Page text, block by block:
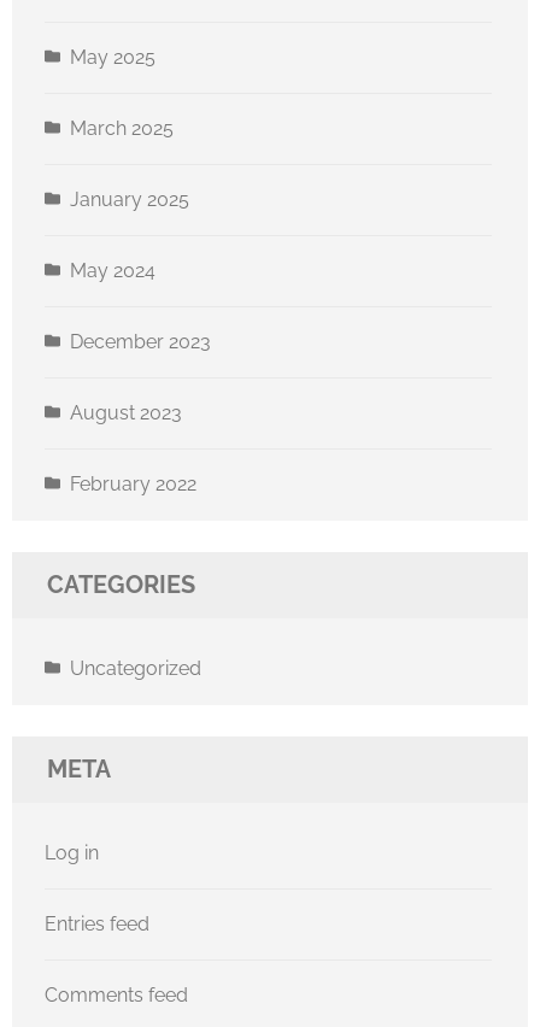
May 2025
March 2025
January 2025
May 2024
December 2023
August 2023
February 2022
CATEGORIES
Uncategorized
META
Log in
Entries feed
Comments feed